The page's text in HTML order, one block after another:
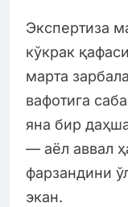
Экспертиза
кўкрак
марта
вафотига
яна бир
— аёл аввал
фарзандини
экан.